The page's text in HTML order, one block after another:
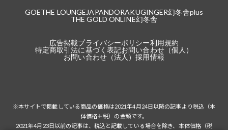
GOETHE LOUNGE JAPANDORAKUGINGER幻冬舎plus
THE GOLD ONLINE幻冬舎
広告掲載プライバシーポリシー利用規約
特定商取引法に基づく表記お問い合わせ（個人）
お問い合わせ（法人）採用情報
※本サイトで掲載している商品の価格は2021年4月24日以降の記事より税込（本
体価格＋税）の金額です。
2021年4月23日以前の記事は、税込と記載している場合を除き、本体価格（税